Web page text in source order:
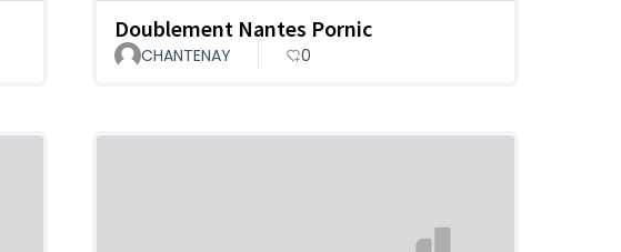
Doublement Nantes Pornic
CHANTENAY 0